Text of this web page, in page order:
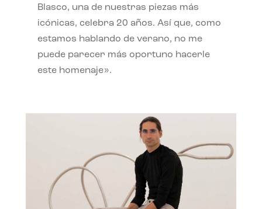
Blasco, una de nuestras piezas más
icónicas, celebra 20 años. Así que, como
estamos hablando de verano, no me
puede parecer más oportuno hacerle
este homenaje».